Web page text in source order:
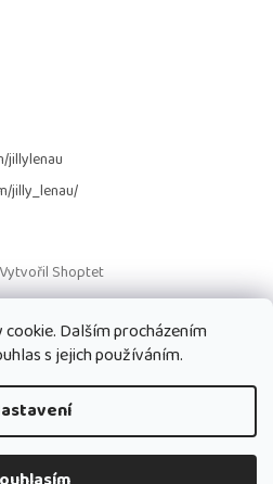
Dalším procházením
s jejich používáním.
jillylenau
jilly_lenau/
Vytvořil Shoptet
s.r.o.. Všechna práva vyhrazena.